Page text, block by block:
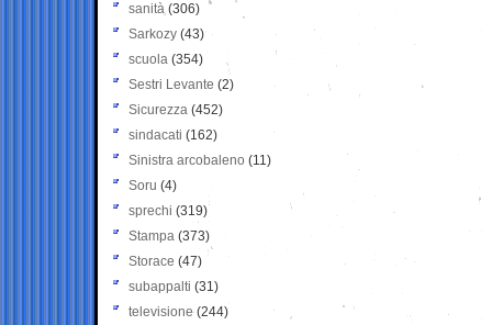
sanità (306)
Sarkozy (43)
scuola (354)
Sestri Levante (2)
Sicurezza (452)
sindacati (162)
Sinistra arcobaleno (11)
Soru (4)
sprechi (319)
Stampa (373)
Storace (47)
subappalti (31)
televisione(244)